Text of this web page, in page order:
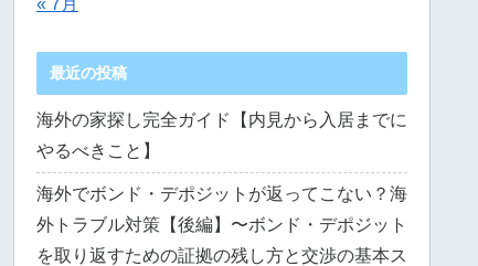
最近の投稿
海外の家探し完全ガイド【内見から入居までに
やるべきこと】
海外でボンド・デポジットが返ってこない？海
外トラブル対策【後編】〜ボンド・デポジット
を取り返すための証拠の残し方と交渉の基本ス